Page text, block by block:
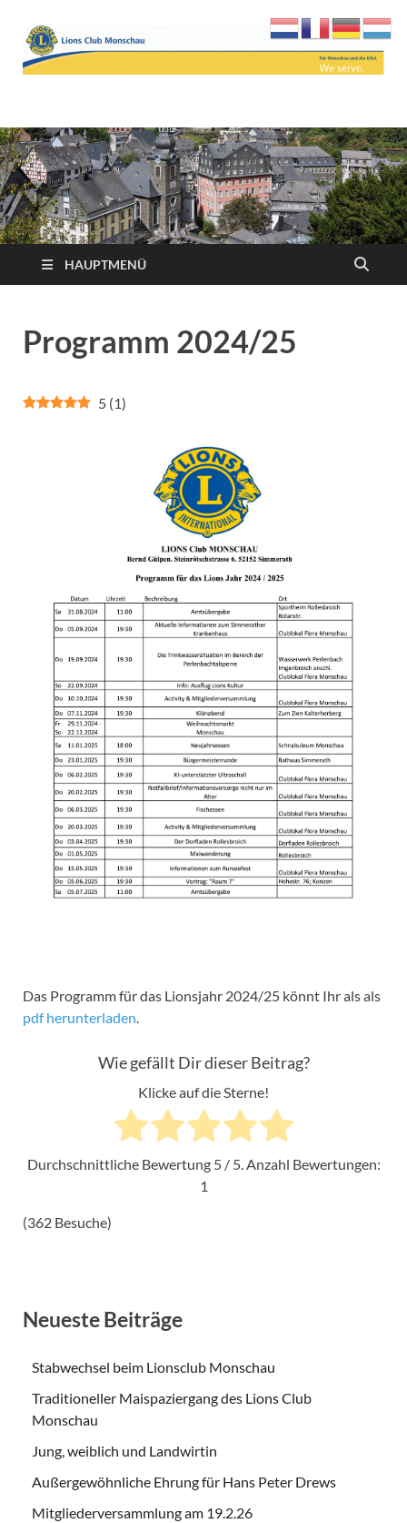
Lions Club Monschau
HAUPTMENÜ
Programm 2024/25
5 (1)
Das Programm für das Lionsjahr 2024/25 könnt Ihr als als
pdf herunterladen.
Wie gefällt Dir dieser Beitrag?
Klicke auf die Sterne!
Durchschnittliche Bewertung 5/ 5. Anzahl Bewertungen:
1
(362 Besuche)
Neueste Beiträge
Stabwechsel beim Lionsclub Monschau
Traditioneller Maispaziergang des Lions Club
Monschau
Jung, weiblich und Landwirtin
Außergewöhnliche Ehrung für Hans Peter Drews
Mitgliederversammlung am 19.2.26